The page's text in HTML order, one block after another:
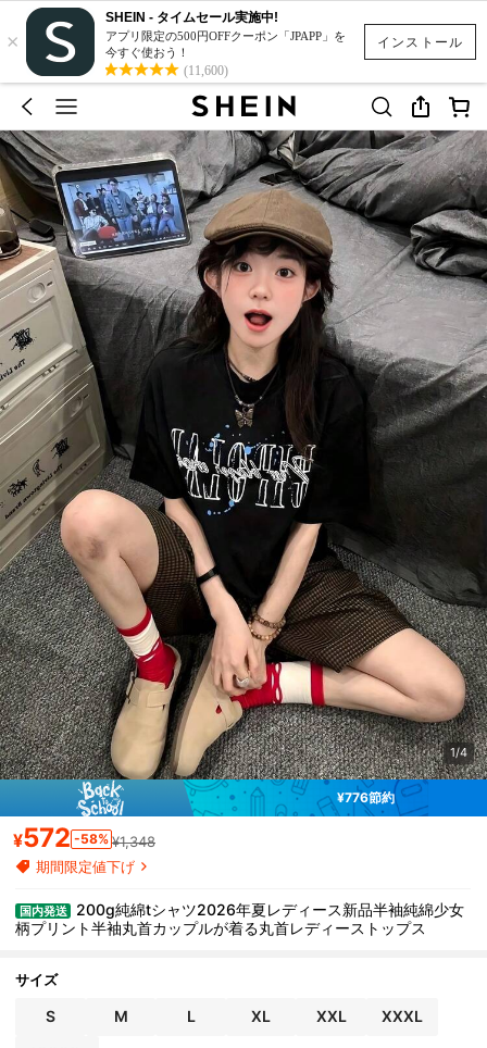
インストール
×
SHEIN - タイムセール実施中!
アプリ限定の500円OFFクーポン「JPAPP」を
今すぐ使おう！
(11,600)
1/4
¥776節約
¥572 -58% ¥1,348
期間限定値下げ
国内発送
200g純綿tシャツ2026年夏レディース新品半袖純綿少女
柄プリント半袖丸首カップルが着る丸首レディーストップス
サイズ
S M L XL XXL XXXL